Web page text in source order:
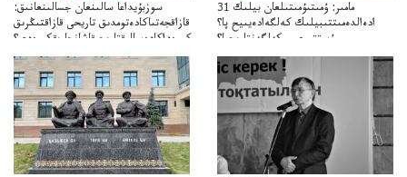
سوزبۇيداعا سالىنعان جسالىنعانىق:
قازاقجەتىاكادەتومدىق تاريحى قازاقتىڭرىق
كورەداكادەميالىقتاريحىقاشانجارىقكورەدى؟
31 مامىر: ۇمىتىۇمىتىلعان بيلىك
ادەالدەمىتتىبيلىك كەلگەادەيىيح پا؟
ۇمىتتىرعىسىكەلگەنتاريحپا؟